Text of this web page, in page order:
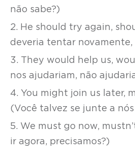
não sabe?)
2. He should try again,
deveria tentar novamente,
3. They would help us,
nos ajudariam, não
4. You might join us later,
(Você talvez se junte a
5. We must go now,
ir agora, precisamos?)